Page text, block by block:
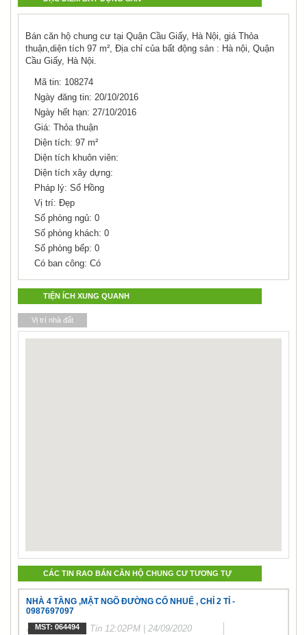
Bán căn hộ chung cư tại Quận Cầu Giấy, Hà Nội, giá Thỏa
thuận,diện tích 97 m², Địa chỉ của bất động sản : Hà nội, Quận
Cầu Giấy, Hà Nội.
Mã tin: 108274
Ngày đăng tin: 20/10/2016
Ngày hết hạn: 27/10/2016
Giá: Thỏa thuận
Diện tích: 97 m²
Diện tích khuôn viên:
Diện tích xây dựng:
Pháp lý: Sổ Hồng
Vị trí: Đẹp
Số phòng ngủ: 0
Số phòng khách: 0
Số phòng bếp: 0
Có ban công: Có
TIỆN ÍCH XUNG QUANH
Vị trí nhà đất
CÁC TIN RAO BÁN CĂN HỘ CHUNG CƯ TƯƠNG TỰ
NHÀ 4 TẦNG ,MẶT NGÕ ĐƯỜNG CỔ NHUẾ , CHỈ 2 TỈ -
0987697097
MST: 064494 Tin 12:02PM | 24/09/2020